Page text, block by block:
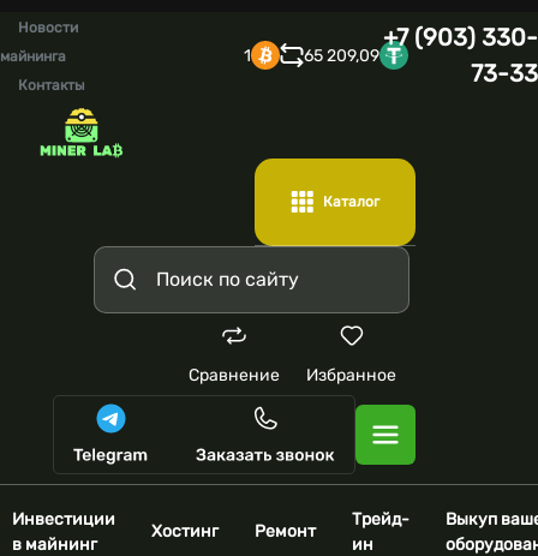
Новости
майнинга
Контакты
1 65 209,09
+7 (903) 330-
73-33
Каталог
Сравнение Избранное
Инвестиции
в майнинг
Хостинг Ремонт
Трейд-
ин
Выкуп